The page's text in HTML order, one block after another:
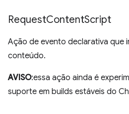
RequestContentScript
Ação de evento declarativa que
conteúdo.
AVISO:essa ação ainda é
suporte em builds estáveis do